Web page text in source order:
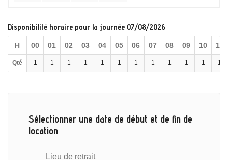
Disponibilité horaire pour la journée 07/08/2026
H 00 01 02 03 04 05 06 07 08 09 10 11
Qté 1 1 1 1 1 1 1 1 1 1 1 1
Sélectionner une date de début et de fin de
location
Lieu de retrait